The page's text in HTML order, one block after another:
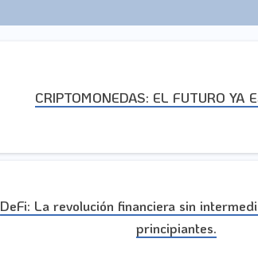
CRIPTOMONEDAS: EL FUTURO YA
DeFi: La revolución financiera sin
principiantes.